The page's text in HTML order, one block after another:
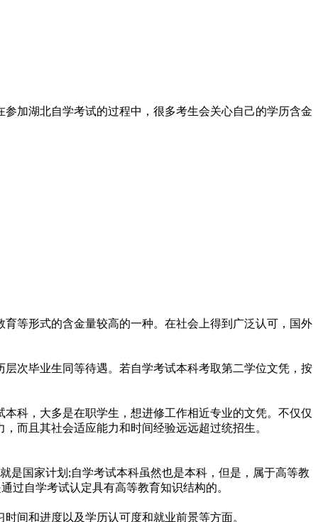
加湖北自学考试的过程中，很多考生会关心自己的学历含金
等形式的含金量较高的一种。在社会上得到广泛认可，国外
次毕业生同等待遇。若自学考试本科考取第二学位文凭，按
科，大多是在职学生，想进修工作相近专业的文凭。不仅仅
而且其社会适应能力和时间经验远远超过统招生。
是国家计划;自学考试本科虽然也是本科，但是，属于高等教
过自学考试认定具有高等教育知识结构的。
间和进度以及学历认可度和就业前景等方面。